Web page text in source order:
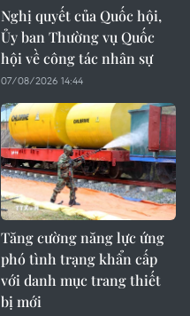
Nghị quyết của Quốc hội,
Ủy ban Thường vụ Quốc
hội về công tác nhân sự
07/08/2026 14:44
Tăng cường năng lực ứng
phó tình trạng khẩn cấp
với danh mục trang thiết
bị mới